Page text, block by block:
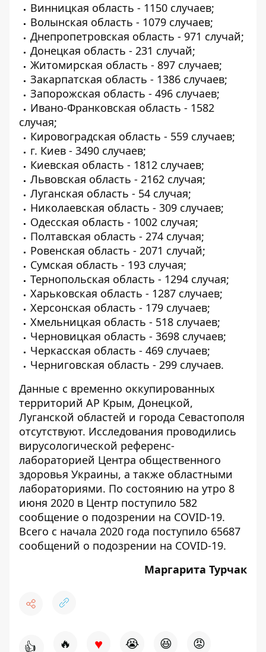
Винницкая область - 1150 случаев;
Волынская область - 1079 случаев;
Днепропетровская область - 971 случай;
Донецкая область - 231 случай;
Житомирская область - 897 случаев;
Закарпатская область - 1386 случаев;
Запорожская область - 496 случаев;
Ивано-Франковская область - 1582
случая;
Кировоградская область - 559 случаев;
г. Киев - 3490 случаев;
Киевская область - 1812 случаев;
Львовская область - 2162 случая;
Луганская область - 54 случая;
Николаевская область - 309 случаев;
Одесская область - 1002 случая;
Полтавская область - 274 случая;
Ровенская область - 2071 случай;
Сумская область - 193 случая;
Тернопольская область - 1294 случая;
Харьковская область - 1287 случаев;
Херсонская область - 179 случаев;
Хмельницкая область - 518 случаев;
Черновицкая область - 3698 случаев;
Черкасская область - 469 случаев;
Черниговская область - 299 случаев.
Данные с временно оккупированных
территорий АР Крым, Донецкой,
Луганской областей и города Севастополя
отсутствуют. Исследования проводились
вирусологической референс-
лабораторией Центра общественного
здоровья Украины, а также областными
лабораториями. По состоянию на утро 8
июня 2020 в Центр поступило 582
сообщение о подозрении на COVID-19.
Всего с начала 2020 года поступило 65687
сообщений о подозрении на COVID-19.
Маргарита Турчак
👍 🔥 ♥ 😭 😆 😡